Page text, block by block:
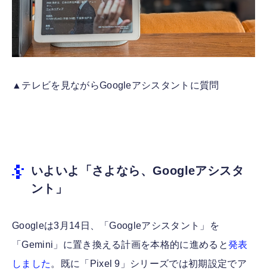
▲テレビを見ながらGoogleアシスタントに質問
いよいよ「さよなら、Googleアシスタ
ント」
Googleは3月14日、「Googleアシスタント」を
「Gemini」に置き換える計画を本格的に進めると発表
しました 。既に「Pixel 9」シリーズでは初期設定でア